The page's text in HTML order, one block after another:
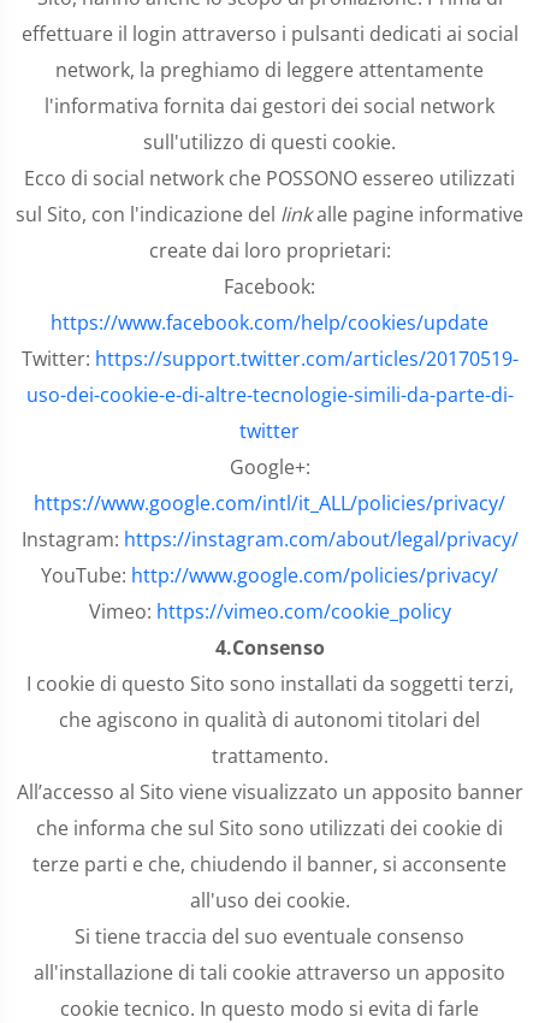
effettuare il login attraverso i pulsanti dedicati ai social
network, la preghiamo di leggere attentamente
l'informativa fornita dai gestori dei social network
sull'utilizzo di questi cookie.
Ecco di social network che POSSONO essereo utilizzati
sul Sito, con l'indicazione del linkalle pagine informative
create dai loro proprietari:
Facebook:
https://www.facebook.com/help/cookies/update
Twitter: https://support.twitter.com/articles/20170519-
uso-dei-cookie-e-di-altre-tecnologie-simili-da-parte-di-
twitter
Google+:
https://www.google.com/intl/it_ALL/policies/privacy/
Instagram: https://instagram.com/about/legal/privacy/
YouTube: http://www.google.com/policies/privacy/
Vimeo: https://vimeo.com/cookie_policy
4.Consenso
I cookie di questo Sito sono installati da soggetti terzi,
che agiscono in qualità di autonomi titolari del
trattamento.
All’accesso al Sito viene visualizzato un apposito banner
che informa che sul Sito sono utilizzati dei cookie di
terze parti e che, chiudendo il banner, si acconsente
all'uso dei cookie.
Si tiene traccia del suo eventuale consenso
all'installazione di tali cookie attraverso un apposito
cookie tecnico. In questo modo si evita di farle